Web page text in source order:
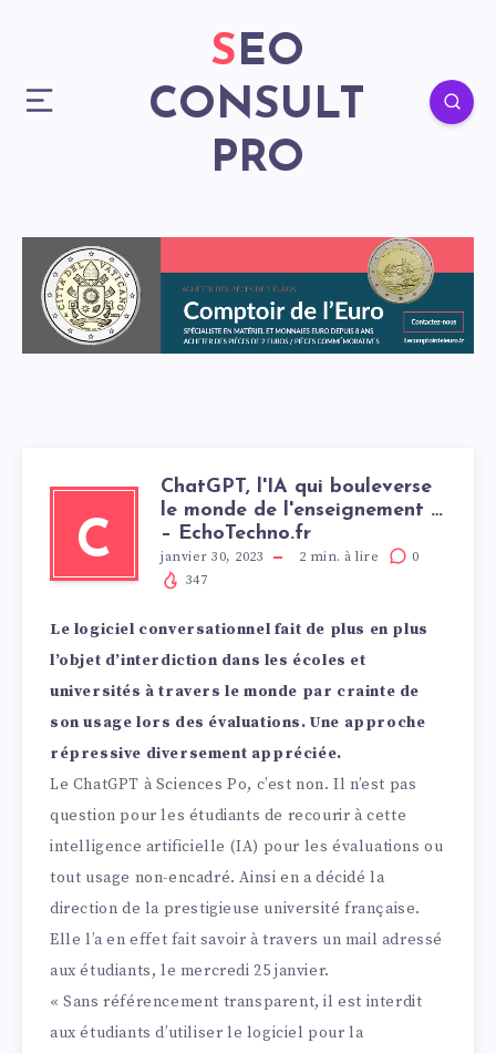
SEO
CONSULT
PRO
C
ChatGPT, l'IA qui bouleverse
le monde de l'enseignement …
– EchoTechno.fr
janvier 30, 2023 2 min. à lire
0
347
Le logiciel conversationnel fait de plus en plus
l’objet d’interdiction dans les écoles et
universités à travers le monde par crainte de
son usage lors des évaluations. Une approche
répressive diversement appréciée.
Le ChatGPT à Sciences Po, c’est non. Il n’est pas
question pour les étudiants de recourir à cette
intelligence artificielle (IA) pour les évaluations ou
tout usage non-encadré. Ainsi en a décidé la
direction de la prestigieuse université française.
Elle l’a en effet fait savoir à travers un mail adressé
aux étudiants, le mercredi 25 janvier.
« Sans référencement transparent, il est interdit
aux étudiants d’utiliser le logiciel pour la